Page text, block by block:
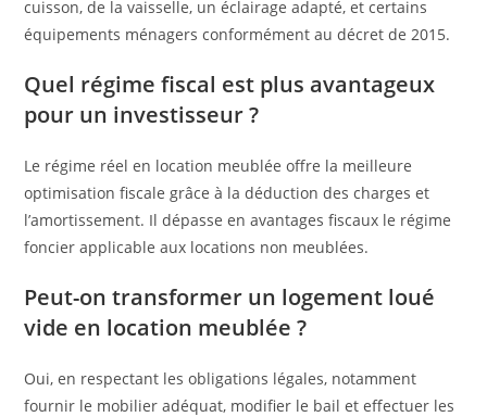
cuisson, de la vaisselle, un éclairage adapté, et certains
équipements ménagers conformément au décret de 2015.
Quel régime fiscal est plus avantageux
pour un investisseur ?
Le régime réel en location meublée offre la meilleure
optimisation fiscale grâce à la déduction des charges et
l’amortissement. Il dépasse en avantages fiscaux le régime
foncier applicable aux locations non meublées.
Peut-on transformer un logement loué
vide en location meublée ?
Oui, en respectant les obligations légales, notamment
fournir le mobilier adéquat, modifier le bail et effectuer les